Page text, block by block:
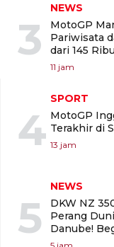
3
NEWS
MotoGP
Pariwisata
dari 145
11 jam
4
SPORT
MotoGP
Terakhir di
13 jam
5
NEWS
DKW NZ
Perang
Danube!
5 jam